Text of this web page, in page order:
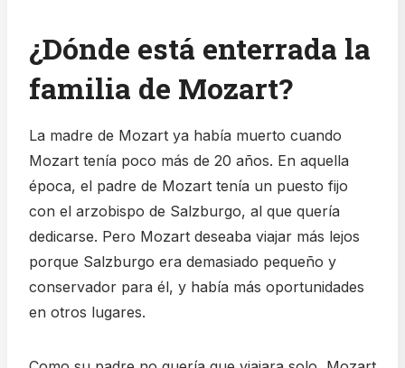
¿Dónde está enterrada la
familia de Mozart?
La madre de Mozart ya había muerto cuando
Mozart tenía poco más de 20 años. En aquella
época, el padre de Mozart tenía un puesto fijo
con el arzobispo de Salzburgo, al que quería
dedicarse. Pero Mozart deseaba viajar más lejos
porque Salzburgo era demasiado pequeño y
conservador para él, y había más oportunidades
en otros lugares.